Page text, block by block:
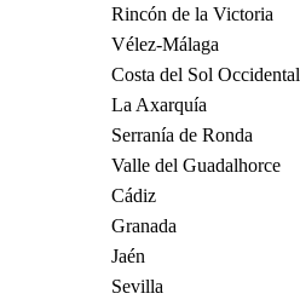
Rincón de la Victoria
Vélez-Málaga
Costa del Sol Occidental
La Axarquía
Serranía de Ronda
Valle del Guadalhorce
Cádiz
Granada
Jaén
Sevilla